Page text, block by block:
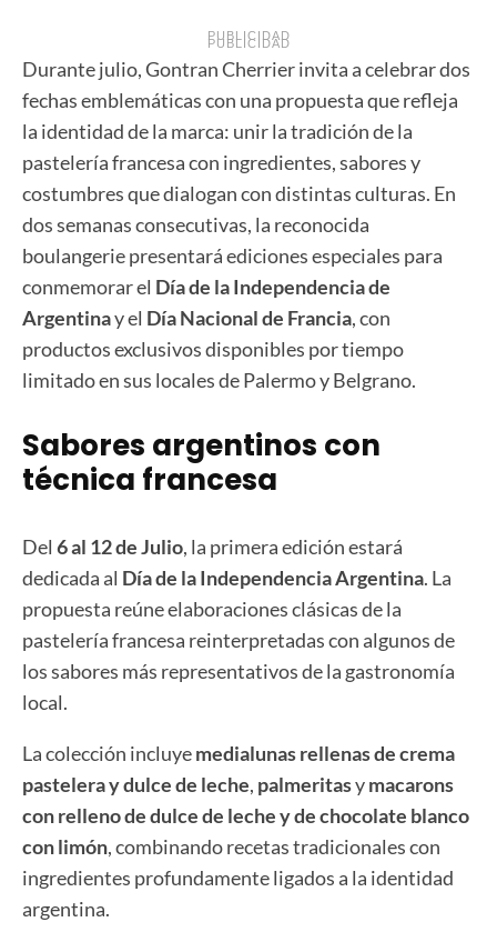
PUBLICIDAD
PUBLICIDAD
Durante julio, Gontran Cherrier invita a celebrar dos
fechas emblemáticas con una propuesta que refleja
la identidad de la marca: unir la tradición de la
pastelería francesa con ingredientes, sabores y
costumbres que dialogan con distintas culturas. En
dos semanas consecutivas, la reconocida
boulangerie presentará ediciones especiales para
conmemorar el Día de la Independencia de
Argentinay el Día Nacional de Francia, con
productos exclusivos disponibles por tiempo
limitado en sus locales de Palermo y Belgrano.
Sabores argentinos con
técnica francesa
Del 6 al 12 de Julio, la primera edición estará
dedicada al Día de la Independencia Argentina. La
propuesta reúne elaboraciones clásicas de la
pastelería francesa reinterpretadas con algunos de
los sabores más representativos de la gastronomía
local.
La colección incluyemedialunas rellenas de crema
pastelera y dulce de leche, palmeritasymacarons
con relleno de dulce de leche y de chocolate blanco
con limón, combinando recetas tradicionales con
ingredientes profundamente ligados a la identidad
argentina.